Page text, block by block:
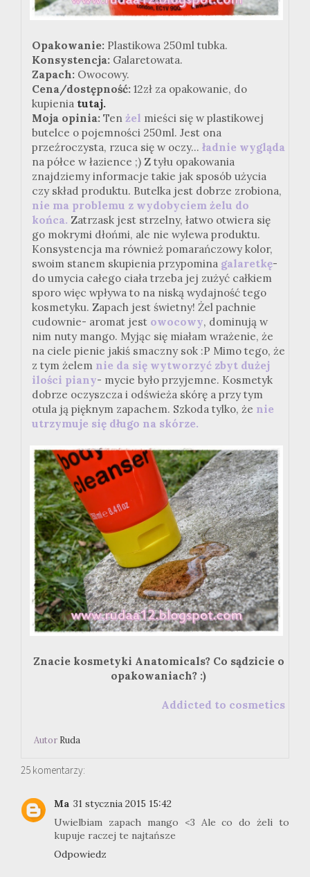
Opakowanie: Plastikowa 250ml tubka.
Konsystencja: Galaretowata.
Zapach: Owocowy.
Cena/dostępność: 12zł za opakowanie, do
kupienia tutaj.
Moja opinia: Ten żel mieści się w plastikowej
butelce o pojemności 250ml. Jest ona
przeźroczysta, rzuca się w oczy... ładnie wygląda
na półce w łazience ;) Z tyłu opakowania
znajdziemy informacje takie jak sposób użycia
czy skład produktu. Butelka jest dobrze zrobiona,
nie ma problemu z wydobyciem żelu do
końca. Zatrzask jest strzelny, łatwo otwiera się
go mokrymi dłońmi, ale nie wylewa produktu.
Konsystencja ma również pomarańczowy kolor,
swoim stanem skupienia przypomina galaretkę-
do umycia całego ciała trzeba jej zużyć całkiem
sporo więc wpływa to na niską wydajność tego
kosmetyku. Zapach jest świetny! Żel pachnie
cudownie- aromat jest owocowy, dominują w
nim nuty mango. Myjąc się miałam wrażenie, że
na ciele pienie jakiś smaczny sok :P Mimo tego, że
z tym żelem nie da się wytworzyć zbyt dużej
ilości piany- mycie było przyjemne. Kosmetyk
dobrze oczyszcza i odświeża skórę a przy tym
otula ją pięknym zapachem. Szkoda tylko, że nie
utrzymuje się długo na skórze.
Znacie kosmetyki Anatomicals? Co sądzicie o
opakowaniach? :)
Addicted to cosmetics
Autor Ruda
25 komentarzy:
Ma 31 stycznia 2015 15:42
Uwielbiam zapach mango <3 Ale co do żeli to
kupuje raczej te najtańsze
Odpowiedz